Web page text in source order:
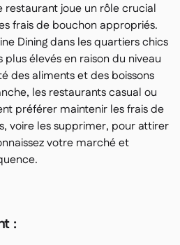
joue un rôle crucial
frais de bouchon appropriés.
Dining dans les quartiers chics
élevés en raison du niveau
des aliments et des boissons
les restaurants casual ou
préférer maintenir les frais de
voire les supprimer, pour attirer
votre marché et
: